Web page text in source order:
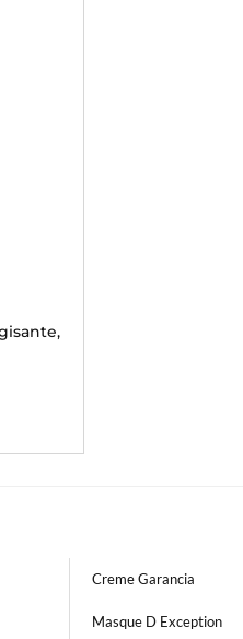
Creme Garancia
Masque D Exception